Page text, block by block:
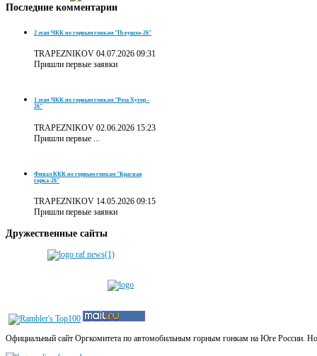
Последние комментарии
2 этап ЧКК по горным гонкам "Псеушхо-26"
TRAPEZNIKOV 04.07.2026 09:31
Пришли первые заявки
1 этап ЧКК по горным гонкам "Роза Хутор -
26"
TRAPEZNIKOV 02.06.2026 15:23
Пришли первые ...
Финал ККК по горным гонкам "Красная
горка-26"
TRAPEZNIKOV 14.05.2026 09:15
Пришли первые заявки
Дружественные сайты
Официальный сайт Оргкомитета по автомобильным горным гонкам на Юге России.